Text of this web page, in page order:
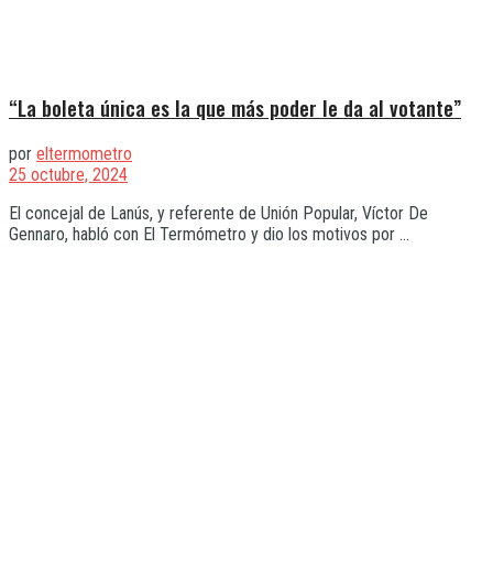
“La boleta única es la que más poder le da al votante”
por eltermometro
25 octubre, 2024
El concejal de Lanús, y referente de Unión Popular, Víctor De
Gennaro, habló con El Termómetro y dio los motivos por ...